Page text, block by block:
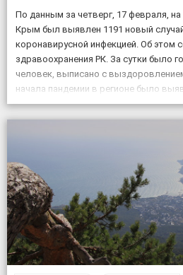
По данным за четверг, 17 февраля, на
Крым был выявлен 1191 новый
коронавирусной инфекцией. Об этом
здравоохранения РК. За сутки было
человек, выписано с
начала пандемии в регионе было
заболевания коронавирусом,
подтвержденным коронавирусом, в